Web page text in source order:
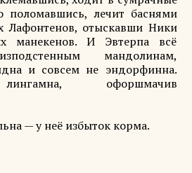
поломавшись, лечит баснями
Лафонтенов, отыскавши Ники
манекенов. И Эвтерпа всё
мандолинам,
и совсем не эндорфинна.
офоршмачив
— у неё избыток корма.